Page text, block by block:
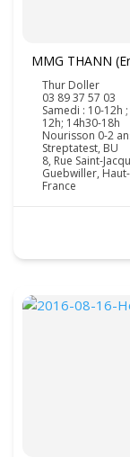
MMG THANN
Thur Doller
03 89 37 57 03
Samedi : 10-12h
12h; 14h30-18h
Nourisson 0-2
Streptatest, BU
8, Rue Saint-
Guebwiller,
France